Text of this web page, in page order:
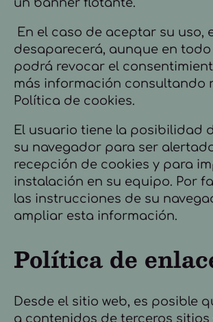
un banner flotante.
En el caso de aceptar su uso,
desaparecerá, aunque en
podrá revocar el
más información consultando
Política de cookies.
El usuario tiene la posibilidad
su navegador para ser
recepción de cookies y para
instalación en su equipo. Por
las instrucciones de su
ampliar esta información.
Política de
Desde el sitio web, es posible
a contenidos de terceros sitios